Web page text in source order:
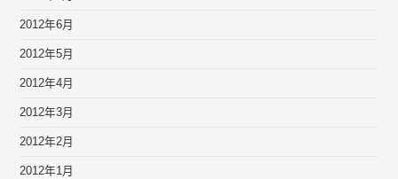
2012年6月
2012年5月
2012年4月
2012年3月
2012年2月
2012年1月